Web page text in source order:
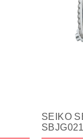
SEIKO
SBJG021